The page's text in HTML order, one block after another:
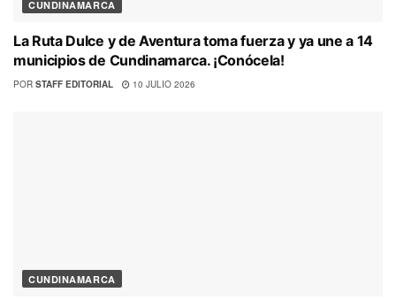
CUNDINAMARCA
La Ruta Dulce y de Aventura toma fuerza y ya une a 14
municipios de Cundinamarca. ¡Conócela!
POR STAFF EDITORIAL 10 JULIO 2026
CUNDINAMARCA